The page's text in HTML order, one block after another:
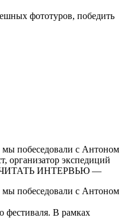
фототуров, победить
мы побеседовали с Антоном
организатор экспедиций
— ЧИТАТЬ ИНТЕРВЬЮ —
мы побеседовали с Антоном
фестиваля. В рамках